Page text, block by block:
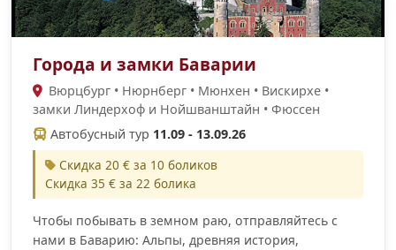
Города и замки Баварии
Вюрцбург • Нюрнберг • Мюнхен • Вискирхе •
замки Линдерхоф и Нойшванштайн • Фюссен
Автобусный тур 11.09 - 13.09.26
Скидка 20 € за 10 боликов
Скидка 35 € за 22 болика
Чтобы побывать в земном раю, отправляйтесь с
нами в Баварию: Альпы, древняя история,